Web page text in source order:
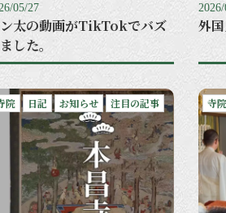
05/27
太の動画がTikTokでバズ
した。
2026/
外
院 日記 お知らせ 注目の記事 寺院